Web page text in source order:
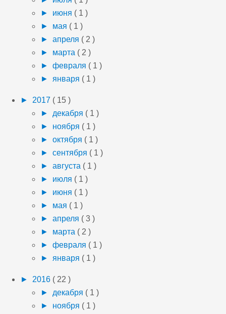
► июня ( 1 )
► мая ( 1 )
► апреля ( 2 )
► марта ( 2 )
► февраля ( 1 )
► января ( 1 )
► 2017 ( 15 )
► декабря ( 1 )
► ноября ( 1 )
► октября ( 1 )
► сентября ( 1 )
► августа ( 1 )
► июля ( 1 )
► июня ( 1 )
► мая ( 1 )
► апреля ( 3 )
► марта ( 2 )
► февраля ( 1 )
► января ( 1 )
► 2016 ( 22 )
► декабря ( 1 )
► ноября ( 1 )